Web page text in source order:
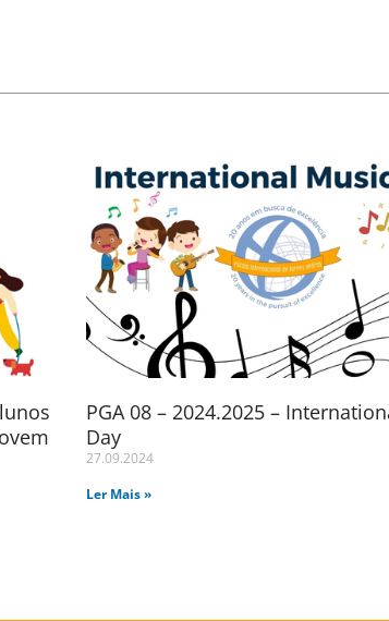
PGA 08 – 2024.2025 –
Day
27.09.2024
Ler Mais »